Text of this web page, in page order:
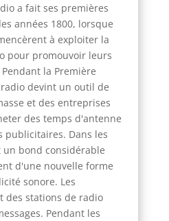
a fait ses premières
années 1800, lorsque
à exploiter la
pour promouvoir leurs
la Première
devint un outil de
et des entreprises
des temps d'antenne
publicitaires. Dans les
un bond considérable
d'une nouvelle forme
sonore. Les
des stations de radio
Pendant les